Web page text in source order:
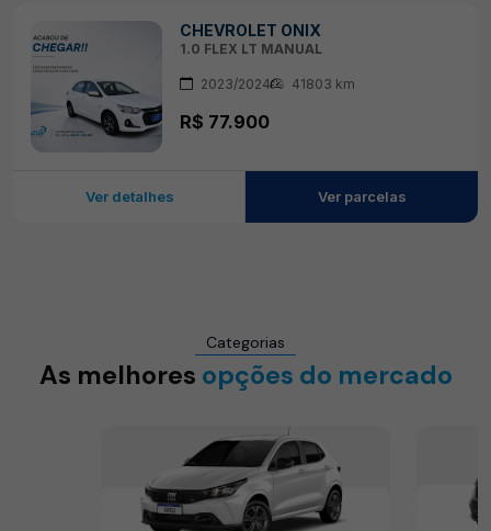
CHEVROLET ONIX
1.0 FLEX LT MANUAL
2023/2024 41803 km
R$ 77.900
Ver detalhes Ver parcelas
Categorias
As melhores opções do mercado